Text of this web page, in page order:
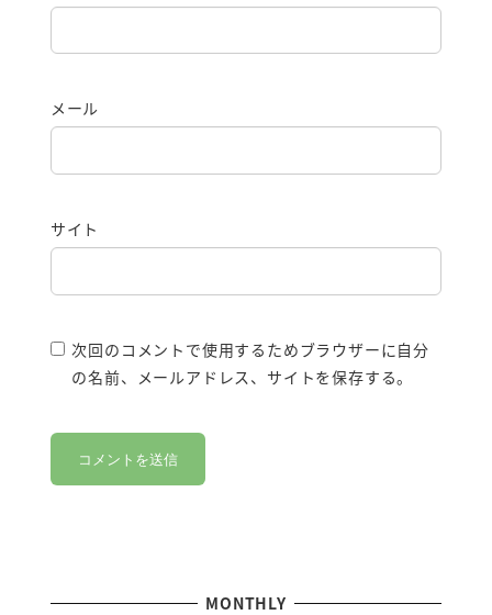
メール
サイト
次回のコメントで使用するためブラウザーに自分
の名前、メールアドレス、サイトを保存する。
MONTHLY